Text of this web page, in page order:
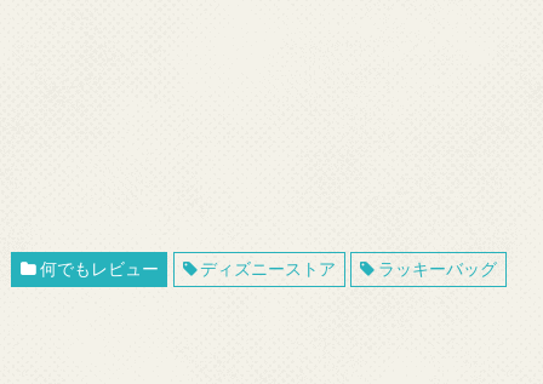
何でもレビュー ディズニーストア ラッキーバッグ